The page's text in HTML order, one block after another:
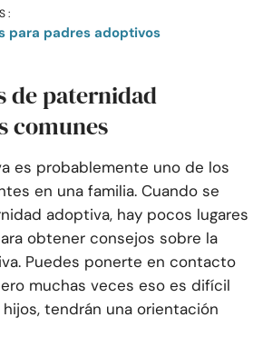
:
para padres adoptivos
de paternidad
comunes
es probablemente uno de los
en una familia. Cuando se
adoptiva, hay pocos lugares
obtener consejos sobre la
Puedes ponerte en contacto
muchas veces eso es difícil
tendrán una orientación